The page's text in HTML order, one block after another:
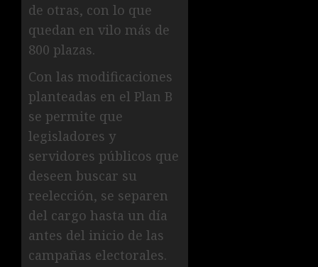
de otras, con lo que
quedan en vilo más de
800 plazas.
Con las modificaciones
planteadas en el Plan B
se permite que
legisladores y
servidores públicos que
deseen buscar su
reelección, se separen
del cargo hasta un día
antes del inicio de las
campañas electorales.